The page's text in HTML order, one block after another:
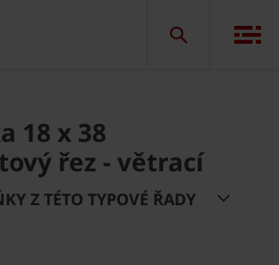
18 x 38
řez - větrací
Z TÉTO TYPOVÉ ŘADY